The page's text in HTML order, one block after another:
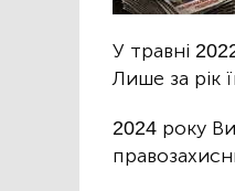
У травні
Лише за рік
2024 року